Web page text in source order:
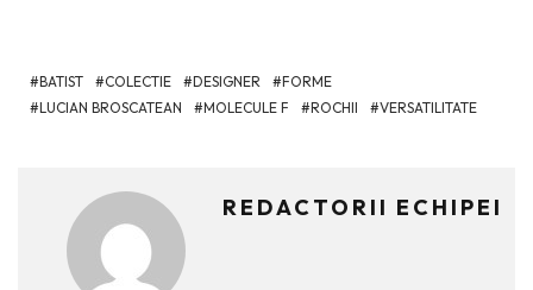
BATIST COLECTIE DESIGNER
FORME
LUCIAN BROSCATEAN
MOLECULE F ROCHII VERSATILITATE
REDACTORII ECHIPEI